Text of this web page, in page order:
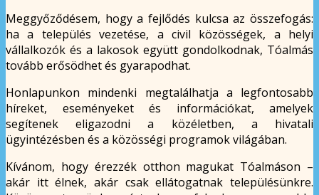
Meggyőződésem, hogy a fejlődés kulcsa az összefogás:
ha a település vezetése, a civil közösségek, a helyi
vállalkozók és a lakosok együtt gondolkodnak, Tóalmás
tovább erősödhet és gyarapodhat.
Honlapunkon mindenki megtalálhatja a legfontosabb
híreket, eseményeket és információkat, amelyek
segítenek eligazodni a közéletben, a hivatali
ügyintézésben és a közösségi programok világában.
Kívánom, hogy érezzék otthon magukat Tóalmáson –
akár itt élnek, akár csak ellátogatnak településünkre.